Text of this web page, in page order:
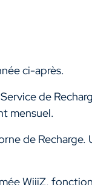
ci-après.
de
mensuel.
de Recharge.
WiiiZ,